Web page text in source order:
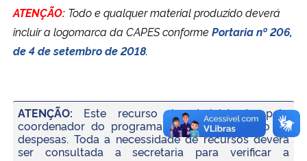
ATENÇÃO: Todo e qualquer material produzido deverá
incluir a logomarca da CAPES conforme Portaria nº 206,
de 4 de setembro de 2018.
ATENÇÃO: Este recurso é administrado pelo
coordenador do programa, não há reembolso de
despesas. Toda a necessidade de recursos deverá
ser consultada a secretaria para verificar a